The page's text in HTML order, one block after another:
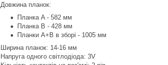
Довжина планок:
Планка A - 582 мм
Планка B - 428 мм
Планки A+B в зборі - 1005 мм
Ширина планок: 14-16 мм
Напруга одного світлодіода: 3V